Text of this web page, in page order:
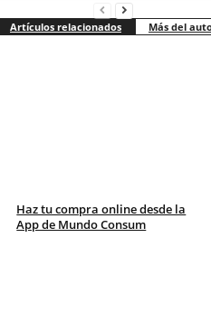
Artículos relacionados Más del
Haz tu compra online desde la
App de Mundo Consum